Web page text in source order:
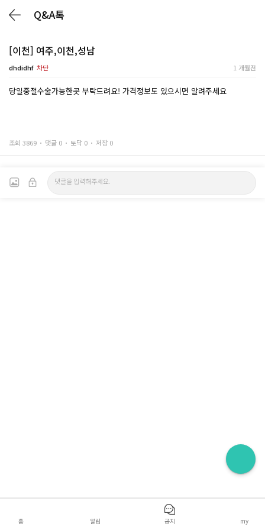
Q&A톡
[이천] 여주,이천,성남
dhdidhf 차단 1 개월전
당일중절수술가능한곳 부탁드려요! 가격정보도 있으시면 알려주세요
조회 3869 댓글 0 토닥 0 저장 0
홈 알림 공지 my